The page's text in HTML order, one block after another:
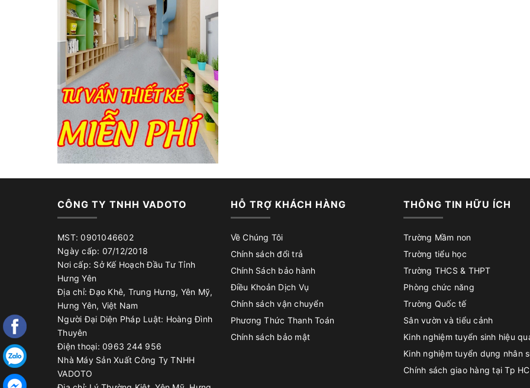
CÔNG TY TNHH VADOTO
MST: 0901046602
Ngày cấp: 07/12/2018
Nơi cấp: Sở Kế Hoạch Đầu Tư Tỉnh
Hưng Yên
Địa chỉ: Đạo Khê, Trung Hưng, Yên Mỹ,
Hưng Yên, Việt Nam
Người Đại Diện Pháp Luật: Hoàng Đình
Thuyên
Điện thoại: 0963 244 956
Nhà Máy Sản Xuất Công Ty TNHH
VADOTO
HỖ TRỢ KHÁCH HÀNG
Về Chúng Tôi
Chính sách đổi trả
Chính Sách bảo hành
Điều Khoản Dịch Vụ
Chính sách vận chuyển
Phương Thức Thanh Toán
Chính sách bảo mật
THÔNG TIN HỮU ÍCH
Trường Mầm non
Trường tiểu học
Trường THCS & THPT
Phòng chức năng
Trường Quốc tế
Sân vườn và tiểu cảnh
Kinh nghiệm tuyển sinh hiệu
Kinh nghiệm tuyển dụng nhân
Chính sách giao hàng tại Tp